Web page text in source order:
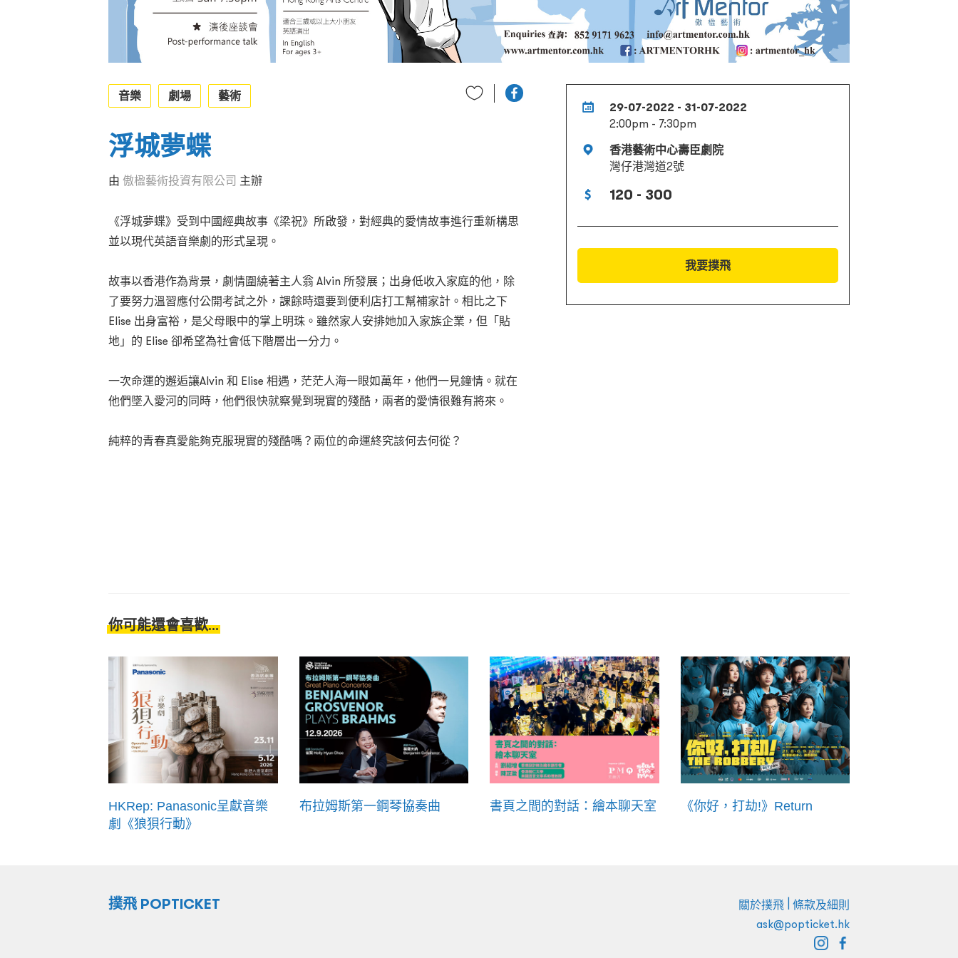
29-07-2022 - 31-07-2022
2:00pm - 7:30pm
香港藝術中心壽臣劇院
灣仔港灣道2號
120 - 300
我要撲飛
音樂 劇場 藝術
浮城夢蝶
由 傲楹藝術投資有限公司 主辦
《浮城夢蝶》受到中國經典故事《梁祝》所啟發，對經典的愛情故事進行重新構思
並以現代英語音樂劇的形式呈現。
故事以香港作為背景，劇情圍繞著主人翁 Alvin 所發展；出身低收入家庭的他，除
了要努力溫習應付公開考試之外，課餘時還要到便利店打工幫補家計。相比之下
Elise 出身富裕，是父母眼中的掌上明珠。雖然家人安排她加入家族企業，但「貼
地」的 Elise 卻希望為社會低下階層出一分力。
一次命運的邂逅讓Alvin 和 Elise 相遇，茫茫人海一眼如萬年，他們一見鐘情。就在
他們墜入愛河的同時，他們很快就察覺到現實的殘酷，兩者的愛情很難有將來。
純粹的青春真愛能夠克服現實的殘酷嗎？兩位的命運終究該何去何從？
你可能還會喜歡...
HKRep: Panasonic呈獻音樂
劇《狼狽行動》
布拉姆斯第一鋼琴協奏曲 書頁之間的對話：繪本聊天室 《你好，打劫!》Return
撲飛 POPTICKET 關於撲飛 條款及細則
ask@popticket.hk